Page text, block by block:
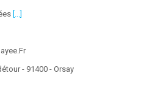
[...]
- 91400 - Orsay